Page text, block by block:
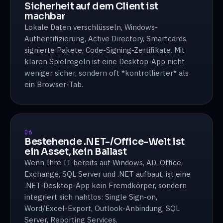
Sicherheit auf dem Client ist
machbar
Lokale Daten verschlüsseln, Windows-
Authentifizierung, Active Directory, Smartcards,
signierte Pakete, Code-Signing-Zertifikate. Mit
klaren Spielregeln ist eine Desktop-App nicht
weniger sicher, sondern oft *kontrollierter* als
ein Browser-Tab.
06
Bestehende .NET-/Office-Welt ist
ein Asset, kein Ballast
Wenn Ihre IT bereits auf Windows, AD, Office,
Exchange, SQL Server und .NET aufbaut, ist eine
.NET-Desktop-App kein Fremdkörper, sondern
integriert sich nahtlos: Single Sign-on,
Word/Excel-Export, Outlook-Anbindung, SQL
Server, Reporting Services.